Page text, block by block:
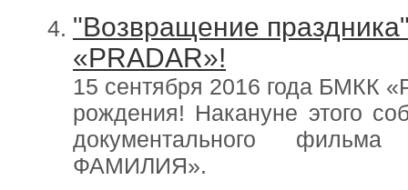
"Возвращение
«PRADAR»!
15 сентября 2016 года БМКК
рождения! Накануне этого
документального
ФАМИЛИЯ».